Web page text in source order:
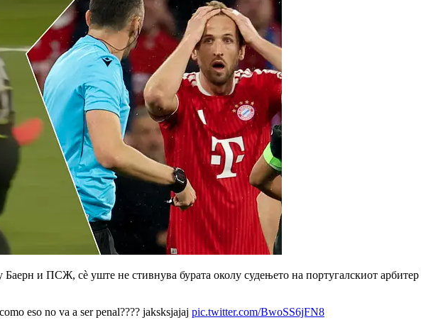
и ПСЖ, сè уште не стивнува бурата околу судењето на португалскиот арбитер
eso no va a ser penal???? jaksksjajaj pic.twitter.com/BwoSS6jFN8